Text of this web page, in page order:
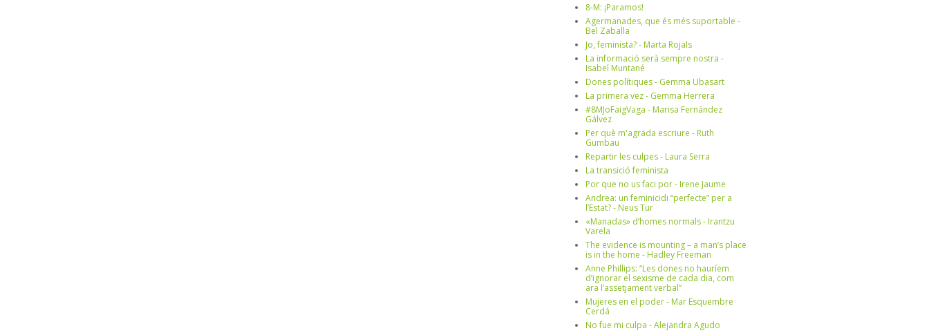
8-M: ¡Paramos!
Agermanades, que és més suportable -
Bel Zaballa
Jo, feminista? - Marta Rojals
La informació serà sempre nostra -
Isabel Muntané
Dones polítiques - Gemma Ubasart
La primera vez - Gemma Herrera
#8MJoFaigVaga - Marisa Fernández
Gálvez
Per què m'agrada escriure - Ruth
Gumbau
Repartir les culpes - Laura Serra
La transició feminista
Por que no us faci por - Irene Jaume
Andrea: un feminicidi “perfecte” per a
l’Estat? - Neus Tur
«Manadas» d’homes normals - Irantzu
Varela
The evidence is mounting – a man’s place
is in the home - Hadley Freeman
Anne Phillips: “Les dones no hauríem
d’ignorar el sexisme de cada dia, com
ara l’assetjament verbal”
Mujeres en el poder - Mar Esquembre
Cerdá
No fue mi culpa - Alejandra Agudo